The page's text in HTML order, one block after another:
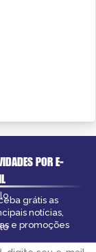
POR E-
grátis as
notícias,
e promoções